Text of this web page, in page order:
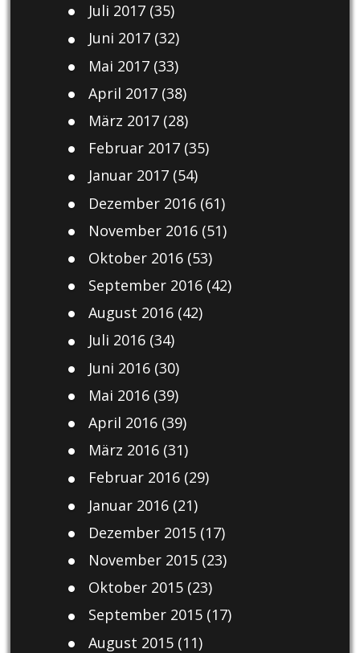
Juli 2017(35)
Juni 2017(32)
Mai 2017(33)
April 2017(38)
März 2017(28)
Februar 2017(35)
Januar 2017(54)
Dezember 2016(61)
November 2016(51)
Oktober 2016(53)
September 2016(42)
August 2016(42)
Juli 2016(34)
Juni 2016(30)
Mai 2016(39)
April 2016(39)
März 2016(31)
Februar 2016(29)
Januar 2016(21)
Dezember 2015(17)
November 2015(23)
Oktober 2015(23)
September 2015(17)
August 2015(11)